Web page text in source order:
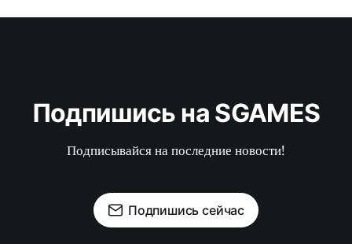
Подпишись на SGAMES
Подписывайся на последние новости!
Подпишись сейчас